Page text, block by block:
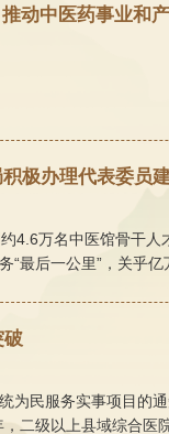
动中医药事业和
极办理代表委员
4.6万名中医馆骨干
“最后一公里”，关乎亿
破
民服务实事项目的
二级以上县域综合医